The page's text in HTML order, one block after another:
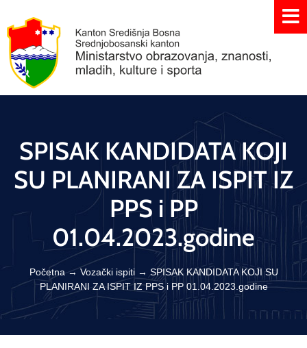
SPISAK KANDIDATA KOJI
SU PLANIRANI ZA ISPIT IZ
PPS i PP
01.04.2023.godine
Početna→Vozački ispiti→ SPISAK KANDIDATA KOJI SU
PLANIRANI ZA ISPIT IZ PPS i PP 01.04.2023.godine